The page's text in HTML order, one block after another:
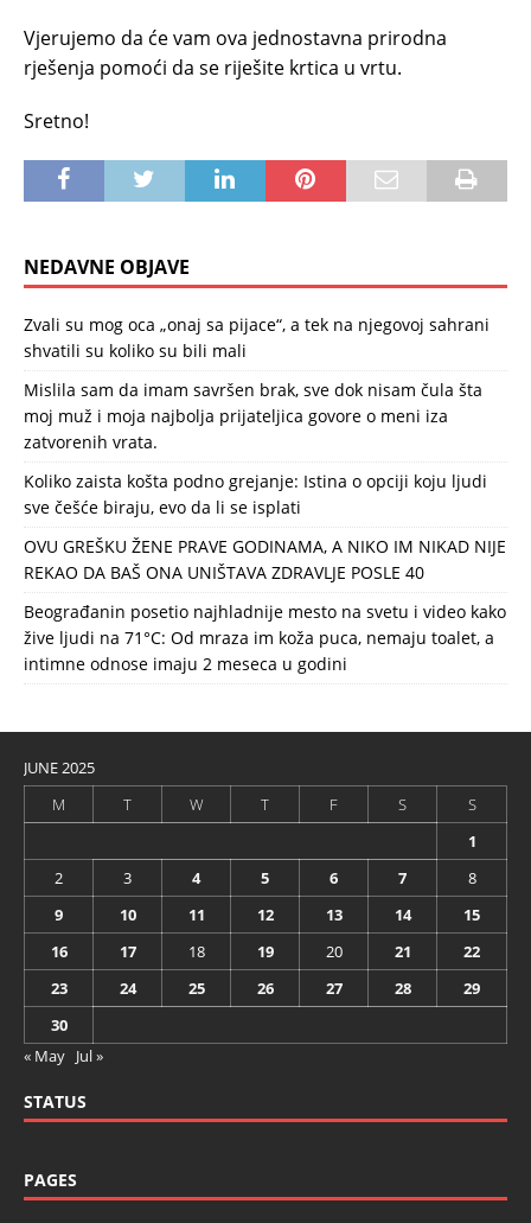
Vjerujemo da će vam ova jednostavna prirodna
rješenja pomoći da se riješite krtica u vrtu.
Sretno!
NEDAVNE OBJAVE
Zvali su mog oca „onaj sa pijace“, a tek na njegovoj sahrani
shvatili su koliko su bili mali
Mislila sam da imam savršen brak, sve dok nisam čula šta
moj muž i moja najbolja prijateljica govore o meni iza
zatvorenih vrata.
Koliko zaista košta podno grejanje: Istina o opciji koju ljudi
sve češće biraju, evo da li se isplati
OVU GREŠKU ŽENE PRAVE GODINAMA, A NIKO IM NIKAD NIJE
REKAO DA BAŠ ONA UNIŠTAVA ZDRAVLJE POSLE 40
Beograđanin posetio najhladnije mesto na svetu i video kako
žive ljudi na 71°C: Od mraza im koža puca, nemaju toalet, a
intimne odnose imaju 2 meseca u godini
JUNE 2025
M
T W T F S
S
1
2
3 4 5 6 7
8
9
10 11 12 13 14
15
16
17 18 19 20 21
22
23
24 25 26 27 28
29
30
« May Jul »
STATUS
PAGES